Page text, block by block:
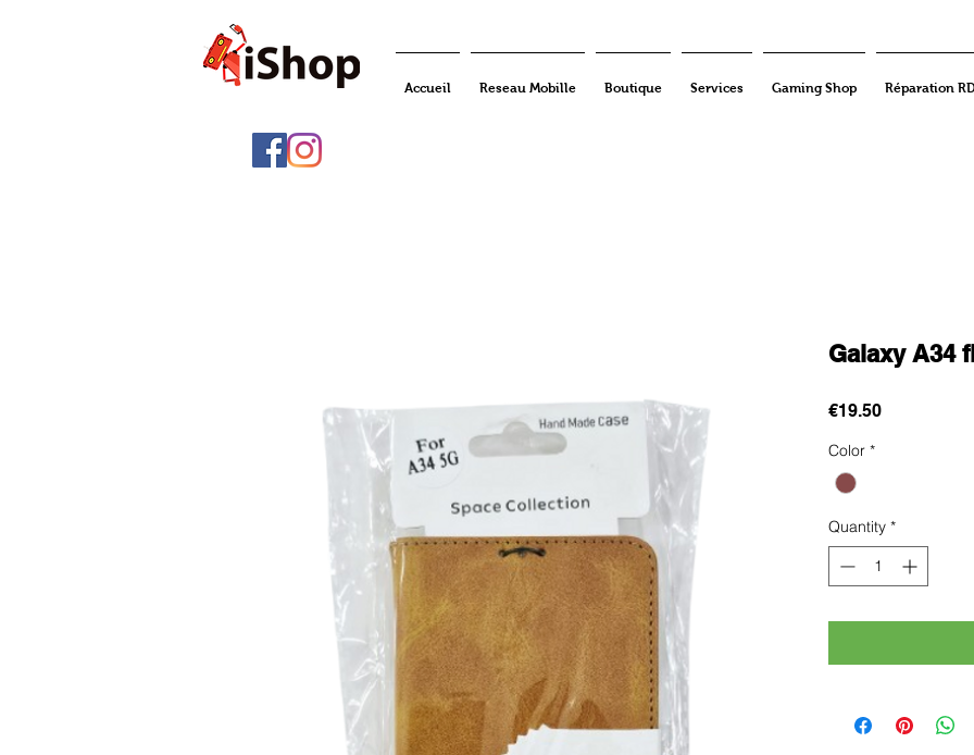
Accueil Reseau Mobille Boutique Services Gaming Shop Réparation
Galaxy A34
€19.50Price
Color *
Quantity *